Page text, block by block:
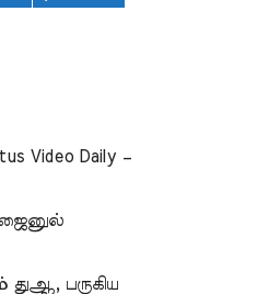
Video Daily –
துஆ, பருகிய